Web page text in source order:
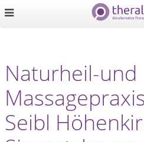
Naturheil-und
Seibl